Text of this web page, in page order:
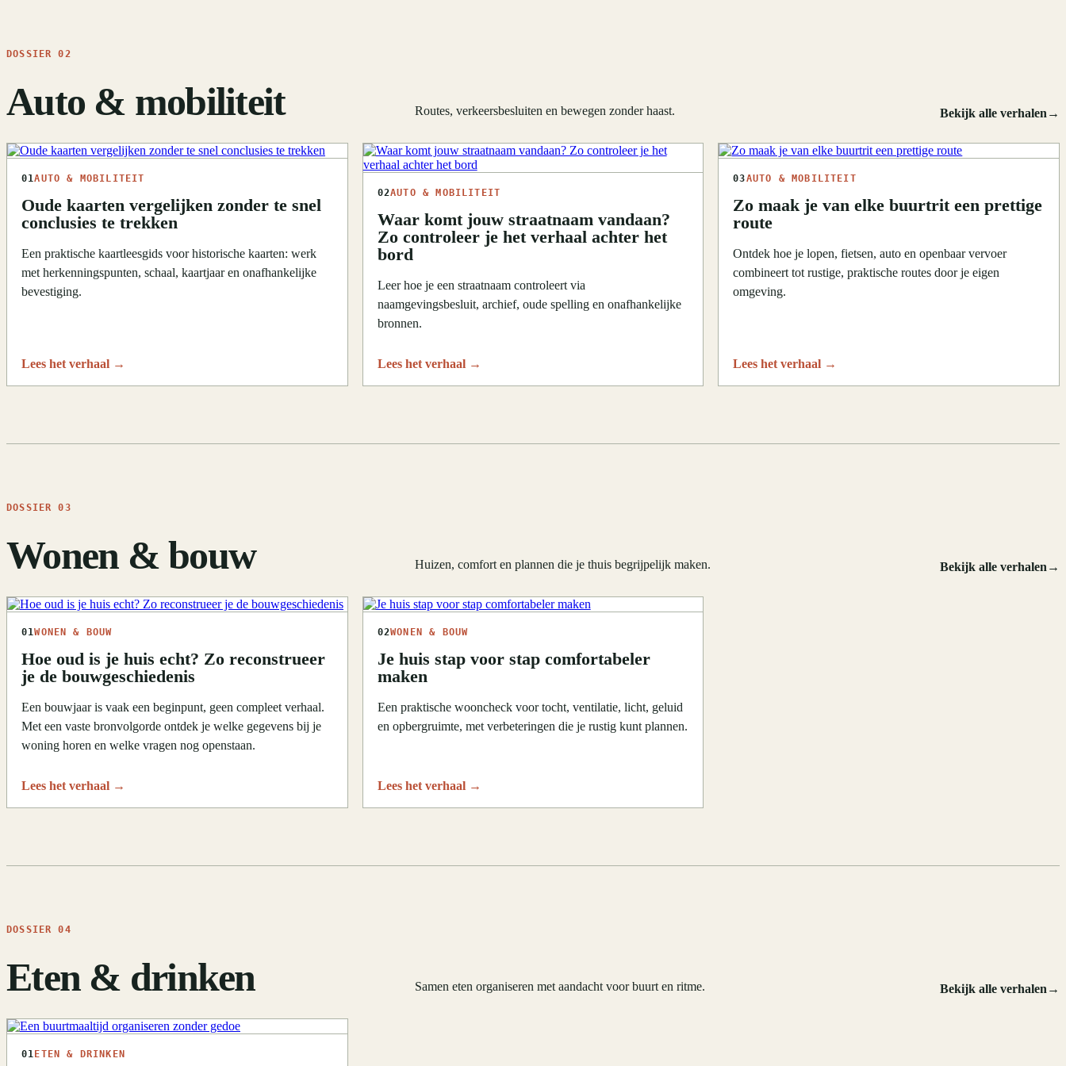
DOSSIER 02
Auto & mobiliteit Routes, verkeersbesluiten en bewegen zonder haast. Bekijk alle verhalen→
01AUTO & MOBILITEIT
Oude kaarten vergelijken zonder te snel
conclusies te trekken
Een praktische kaartleesgids voor historische kaarten: werk
met herkenningspunten, schaal, kaartjaar en onafhankelijke
bevestiging.
Lees het verhaal →
02AUTO & MOBILITEIT
Waar komt jouw straatnaam vandaan?
Zo controleer je het verhaal achter het
bord
Leer hoe je een straatnaam controleert via
naamgevingsbesluit, archief, oude spelling en onafhankelijke
bronnen.
Lees het verhaal →
03AUTO & MOBILITEIT
Zo maak je van elke buurtrit een prettige
route
Ontdek hoe je lopen, fietsen, auto en openbaar vervoer
combineert tot rustige, praktische routes door je eigen
omgeving.
Lees het verhaal →
DOSSIER 03
Wonen & bouw Huizen, comfort en plannen die je thuis begrijpelijk maken. Bekijk alle verhalen→
01WONEN & BOUW
Hoe oud is je huis echt? Zo reconstrueer
je de bouwgeschiedenis
Een bouwjaar is vaak een beginpunt, geen compleet verhaal.
Met een vaste bronvolgorde ontdek je welke gegevens bij je
woning horen en welke vragen nog openstaan.
Lees het verhaal →
02WONEN & BOUW
Je huis stap voor stap comfortabeler
maken
Een praktische wooncheck voor tocht, ventilatie, licht, geluid
en opbergruimte, met verbeteringen die je rustig kunt plannen.
Lees het verhaal →
DOSSIER 04
Eten & drinken Samen eten organiseren met aandacht voor buurt en ritme. Bekijk alle verhalen→
01 ETEN & DRINKEN